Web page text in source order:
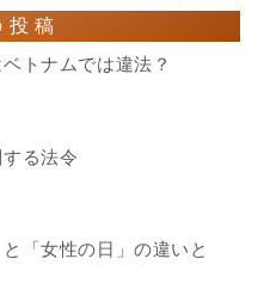
投稿
トナムでは違法？
る法令
と「女性の日」の違いと